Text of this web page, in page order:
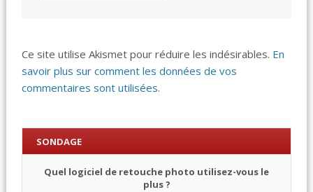
Ce site utilise Akismet pour réduire les indésirables. En
savoir plus sur comment les données de vos
commentaires sont utilisées.
SONDAGE
Quel logiciel de retouche photo utilisez-vous le
plus ?